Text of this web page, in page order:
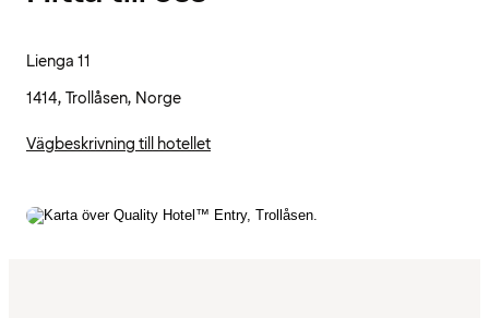
Lienga 11
1414, Trollåsen, Norge
Vägbeskrivning till hotellet